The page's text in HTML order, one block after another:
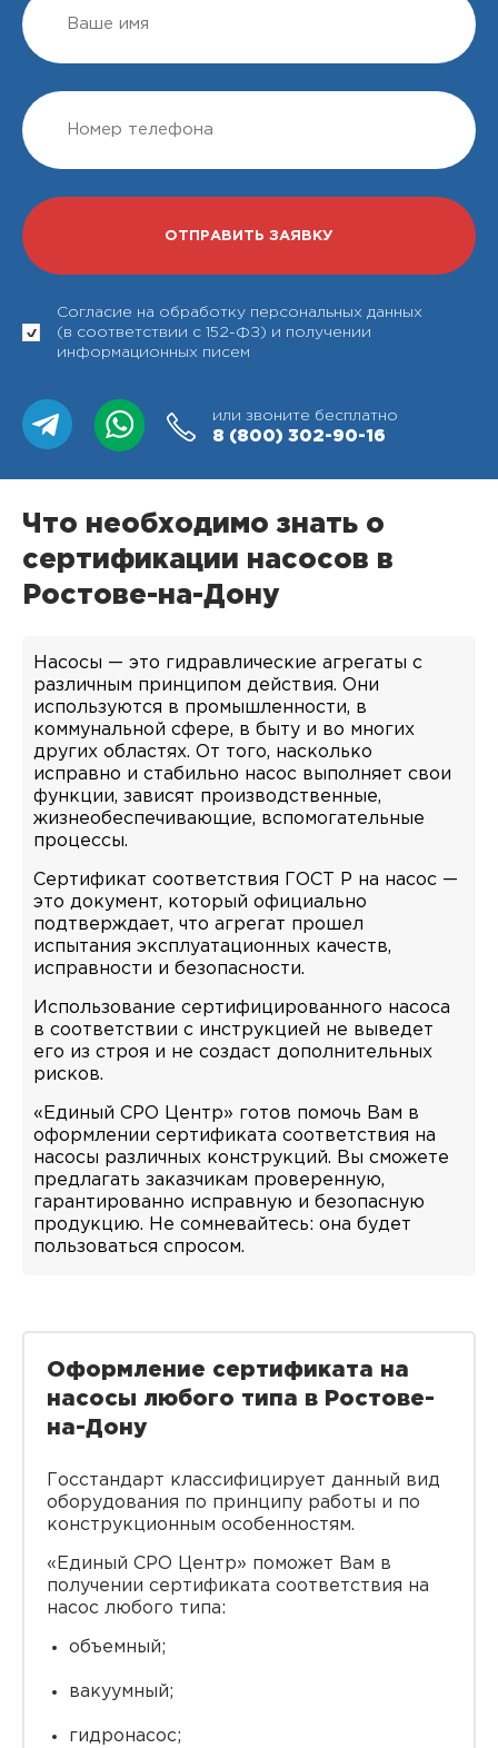
Согласие на обработку персональных данных
(в соответствии с 152-ФЗ) и получении
информационных писем
или звоните бесплатно
8 (800) 302-90-16
Что необходимо знать о
сертификации насосов в
Ростове-на-Дону
Насосы — это гидравлические агрегаты с
различным принципом действия. Они
используются в промышленности, в
коммунальной сфере, в быту и во многих
других областях. От того, насколько
исправно и стабильно насос выполняет свои
функции, зависят производственные,
жизнеобеспечивающие, вспомогательные
процессы.
Сертификат соответствия ГОСТ Р на насос —
это документ, который официально
подтверждает, что агрегат прошел
испытания эксплуатационных качеств,
исправности и безопасности.
Использование сертифицированного насоса
в соответствии с инструкцией не выведет
его из строя и не создаст дополнительных
рисков.
«Единый СРО Центр» готов помочь Вам в
оформлении сертификата соответствия на
насосы различных конструкций. Вы сможете
предлагать заказчикам проверенную,
гарантированно исправную и безопасную
продукцию. Не сомневайтесь: она будет
пользоваться спросом.
Оформление сертификата на
насосы любого типа в Ростове-
на-Дону
Госстандарт классифицирует данный вид
оборудования по принципу работы и по
конструкционным особенностям.
«Единый СРО Центр» поможет Вам в
получении сертификата соответствия на
насос любого типа:
объемный;
вакуумный;
гидронасос;